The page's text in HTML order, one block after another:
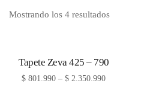
Mostrando los 4 resultados
Tapete Zeva 425 – 790
$ 801.990 –$ 2.350.990